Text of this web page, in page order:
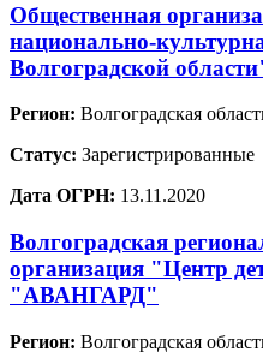
Общественная
национально-
Волгоградской
Регион: Волгоградская
Статус: Зарегистрированные
Дата ОГРН: 13.11.2020
Волгоградская
организация "Центр
"АВАНГАРД"
Регион: Волгоградская